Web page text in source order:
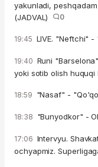
yakunladi,
(JADVAL)
0
19:45 LIVE. "Neftchi" -
19:40 Runi
yoki sotib olish huquqi
18:59 "Nasaf" -
18:38 "Bunyodkor" -
17:06 Intervyu.
ochyapmiz.